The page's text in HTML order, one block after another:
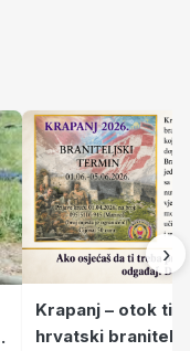
Krapanj – otok
hrvatski branitelji
›